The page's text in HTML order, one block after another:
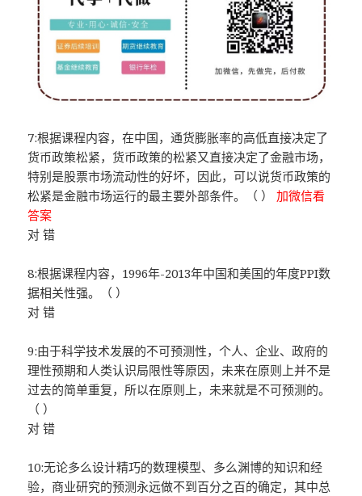
7:根据课程内容，在中国，通货膨胀率的高低直接决定了
货币政策松紧，货币政策的松紧又直接决定了金融市场，
特别是股票市场流动性的好坏，因此，可以说货币政策的
松紧是金融市场运行的最主要外部条件。（ ）加微信看
答案
对 错
8:根据课程内容，1996年-2013年中国和美国的年度PPI数
据相关性强。（ ）
对 错
9:由于科学技术发展的不可预测性，个人、企业、政府的
理性预期和人类认识局限性等原因，未来在原则上并不是
过去的简单重复，所以在原则上，未来就是不可预测的。
（ ）
对 错
10:无论多么设计精巧的数理模型、多么渊博的知识和经
验，商业研究的预测永远做不到百分之百的确定，其中总